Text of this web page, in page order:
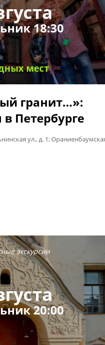
18:30
мест
гранит…»:
Петербурге
ул., д. 1;
экскурсии
20:00